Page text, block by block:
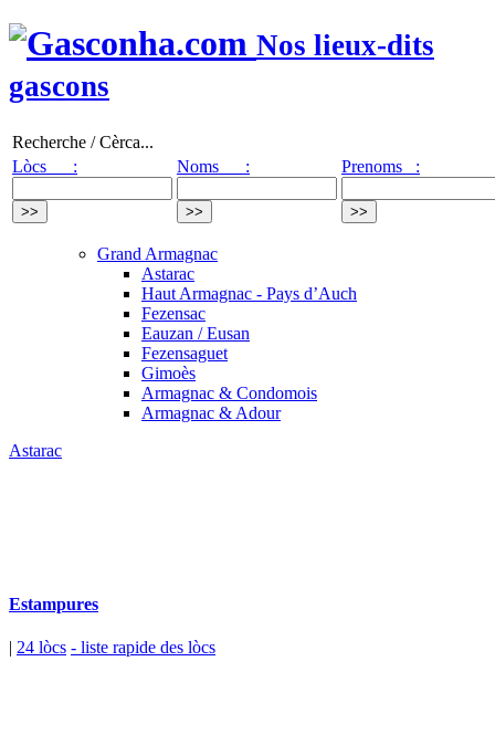
Nos lieux-dits
gascons
Recherche / Cèrca...
Lòcs :
Noms : Prenoms :
Grand Armagnac
Astarac
Haut Armagnac - Pays d’Auch
Fezensac
Eauzan / Eusan
Fezensaguet
Gimoès
Armagnac & Condomois
Armagnac & Adour
Astarac
Estampures
| 24 lòcs - liste rapide des lòcs